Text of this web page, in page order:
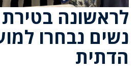
לראשונה
נשים נבחרו
הדתית